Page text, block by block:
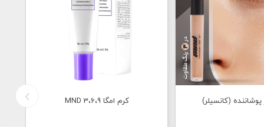
(کانسیلر) کرم امگا 3،6،9 MND